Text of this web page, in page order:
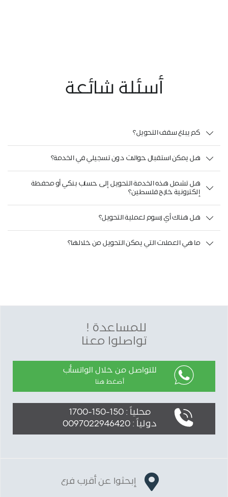
أسئلة شائعة
كم يبلغ سقف التحويل؟
هل يمكن استقبال حوالات دون تسجيلي في الخدمة؟
هل تشمل هذه الخدمة التحويل إلى حساب بنكي أو محفظة
إلكترونية خارج فلسطين؟
هل هناك أي رسوم لعملية التحويل؟
ما هي العملات التي يمكن التحويل من خلالها؟
للمساعدة !
تواصلوا معنا
للتواصل من خلال الواتسأب
أضغط هنا
محلياً : 150-150-1700
دولياً : 0097022946420
إبحثوا عن أقرب فرع